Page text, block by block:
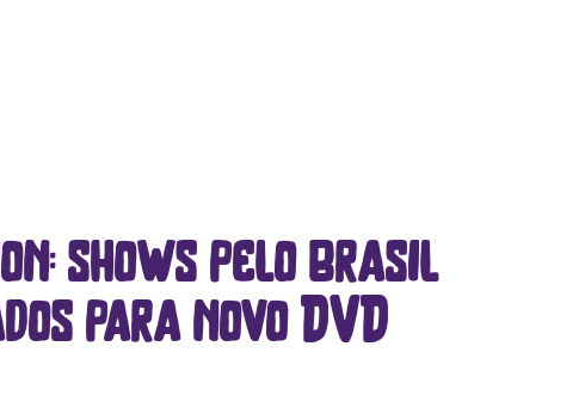
shows pelo brasil
para novo DVD